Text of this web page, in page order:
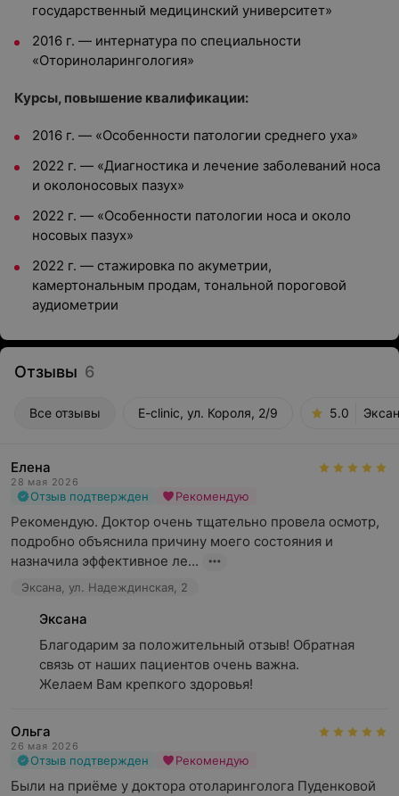
государственный медицинский университет»
2016 г. — интернатура по специальности
«Оториноларингология»
Курсы, повышение квалификации:
2016 г. — «Особенности патологии среднего уха»
2022 г. — «Диагностика и лечение заболеваний носа
и околоносовых пазух»
2022 г. — «Особенности патологии носа и около
носовых пазух»
2022 г. — стажировка по акуметрии,
камертональным продам, тональной пороговой
аудиометрии
Отзывы 6
Все отзывы E-clinic, ул. Короля, 2/9 5.0
Елена
28 мая 2026
Отзыв подтвержден Рекомендую
Рекомендую. Доктор очень тщательно провела осмотр,
подробно объяснила причину моего состояния и
назначила эффективное ле...
Эксана, ул. Надеждинская, 2
Эксана
Благодарим за положительный отзыв! Обратная
связь от наших пациентов очень важна.
Желаем Вам крепкого здоровья!
Ольга
26 мая 2026
Отзыв подтвержден Рекомендую
Были на приёме у доктора отоларинголога Пуденковой